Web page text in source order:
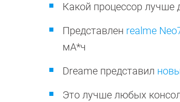
Какой процессор лучше
Представлен realme
мА*ч
Dreame представил
Это лучше любых